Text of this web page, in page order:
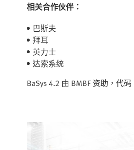
相关合作伙伴：
巴斯夫
拜耳
英力士
达索系统
BaSys 4.2 由 BMBF 资助，代码